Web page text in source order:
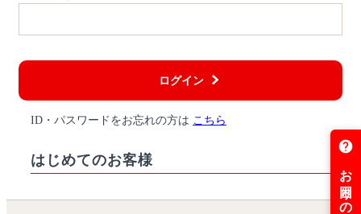
ログイン
ID・パスワードをお忘れの方は こちら
はじめてのお客様